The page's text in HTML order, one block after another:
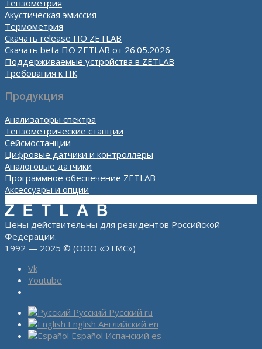
Тензометрия
Акустическая эмиссия
Термометрия
Скачать release ПО ZETLAB
Скачать beta ПО ZETLAB от 26.05.2026
Поддерживаемые устройства в ZETLAB
Требования к ПК
Продукция
Анализаторы спектра
Тензометрические станции
Сейсмостанции
Цифровые датчики и контроллеры
Аналоговые датчики
Программное обеспечение ZETLAB
Аксессуары и опции
Цены действительны для резидентов Российской
Федерации.
1992 — 2025 © (ООО «ЭТМС»)
Vk
Youtube
Русский Русский ru
English Английский en
Español Испанский es